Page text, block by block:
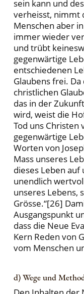
sein kann und
verheisst, nimmt
Menschen aber
immer wieder
und trübt
gegenwärtige
entschiedenen
Glaubens frei.
christlichen
das in der
wird, weist die
Tod uns Christen
gegenwärtige
Worten von
Mass unseres
dieses Leben auf
unendlich
unseres Lebens,
Grösse.“[26]
Ausgangspunkt
dass die Neue
Kern Reden von
vom Menschen
d) Wege und